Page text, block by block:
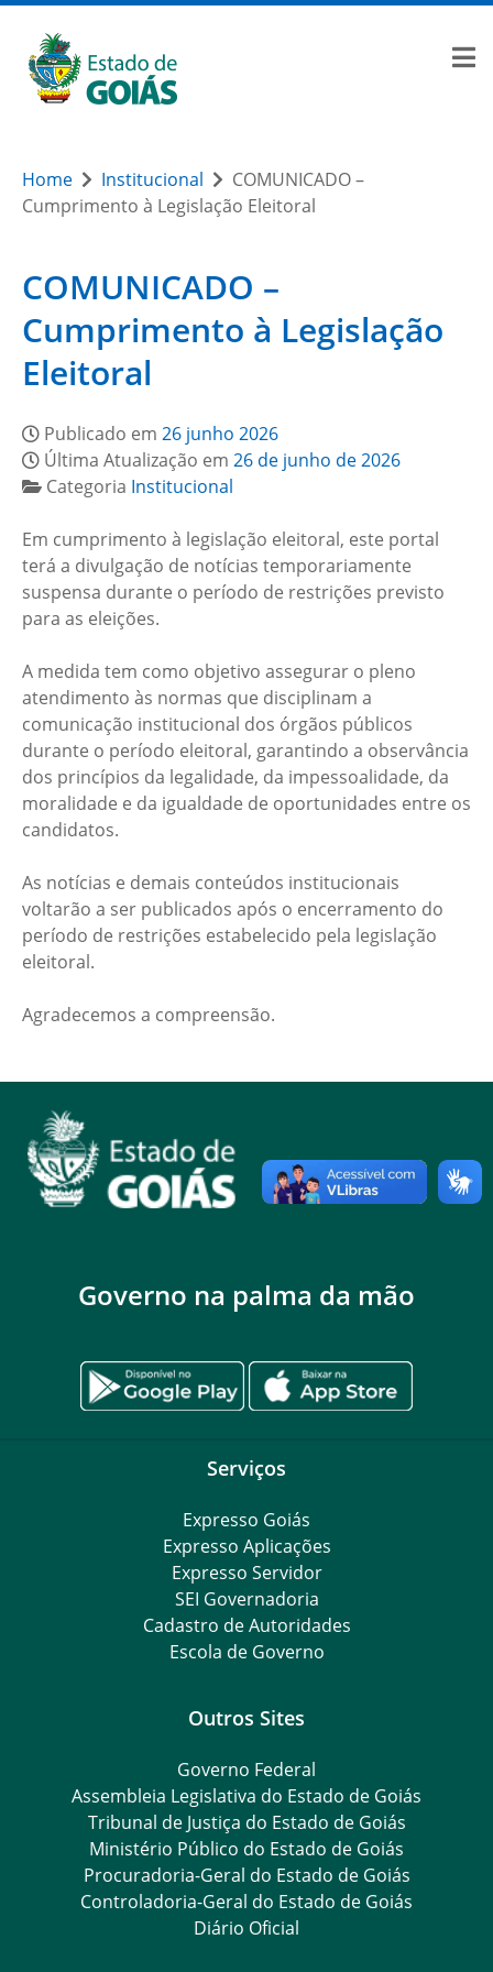
Home Institucional
COMUNICADO –
Cumprimento à Legislação Eleitoral
COMUNICADO –
Cumprimento à Legislação
Eleitoral
Publicado em 26 junho 2026
Última Atualização em 26 de junho de 2026
Categoria Institucional
Em cumprimento à legislação eleitoral, este portal
terá a divulgação de notícias temporariamente
suspensa durante o período de restrições previsto
para as eleições.
A medida tem como objetivo assegurar o pleno
atendimento às normas que disciplinam a
comunicação institucional dos órgãos públicos
durante o período eleitoral, garantindo a observância
dos princípios da legalidade, da impessoalidade, da
moralidade e da igualdade de oportunidades entre os
candidatos.
As notícias e demais conteúdos institucionais
voltarão a ser publicados após o encerramento do
período de restrições estabelecido pela legislação
eleitoral.
Agradecemos a compreensão.
Governo na palma da mão
Serviços
Expresso Goiás
Expresso Aplicações
Expresso Servidor
SEI Governadoria
Cadastro de Autoridades
Escola de Governo
Outros Sites
Governo Federal
Assembleia Legislativa do Estado de Goiás
Tribunal de Justiça do Estado de Goiás
Ministério Público do Estado de Goiás
Procuradoria-Geral do Estado de Goiás
Controladoria-Geral do Estado de Goiás
Diário Oficial